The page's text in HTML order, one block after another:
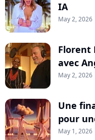
IA
May 2, 2026
Florent
avec
May 2, 2026
Une
pour
May 1, 2026